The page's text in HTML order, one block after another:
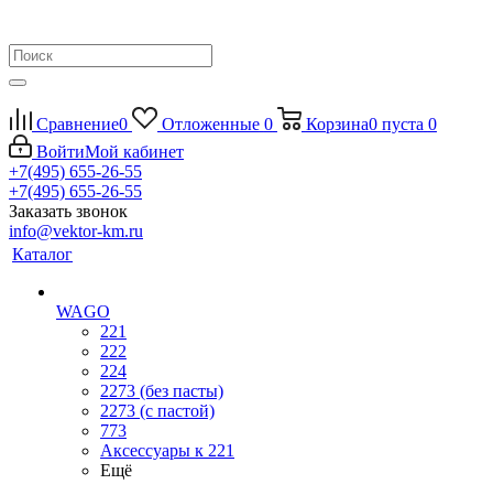
Сравнение0 Отложенные 0 Корзина0 пуста 0
ВойтиМой кабинет
+7(495) 655-26-55
+7(495) 655-26-55
Заказать звонок
info@vektor-km.ru
Каталог
WAGO
221
222
224
2273 (без пасты)
2273 (с пастой)
773
Аксессуары к 221
Ещё